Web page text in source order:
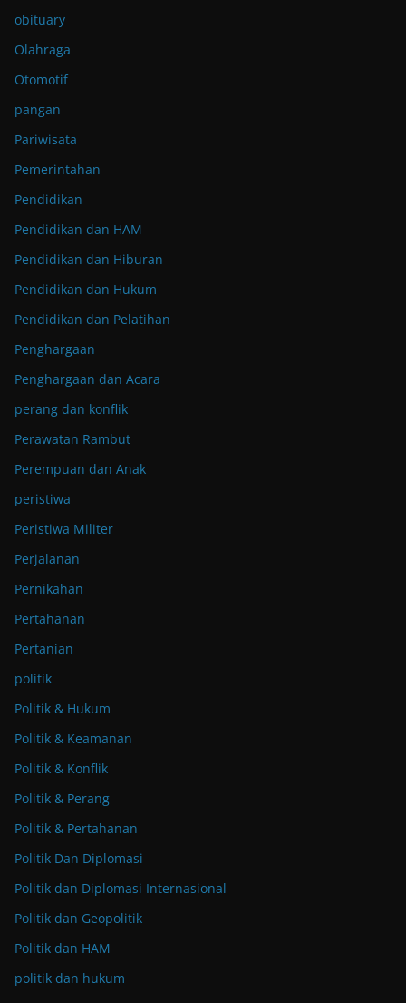
obituary
Olahraga
Otomotif
pangan
Pariwisata
Pemerintahan
Pendidikan
Pendidikan dan HAM
Pendidikan dan Hiburan
Pendidikan dan Hukum
Pendidikan dan Pelatihan
Penghargaan
Penghargaan dan Acara
perang dan konflik
Perawatan Rambut
Perempuan dan Anak
peristiwa
Peristiwa Militer
Perjalanan
Pernikahan
Pertahanan
Pertanian
politik
Politik & Hukum
Politik & Keamanan
Politik & Konflik
Politik & Perang
Politik & Pertahanan
Politik Dan Diplomasi
Politik dan Diplomasi Internasional
Politik dan Geopolitik
Politik dan HAM
politik dan hukum